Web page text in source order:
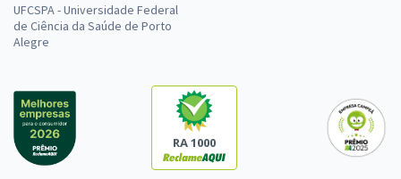
UFCSPA - Universidade Federal
de Ciência da Saúde de Porto
Alegre
RA 1000